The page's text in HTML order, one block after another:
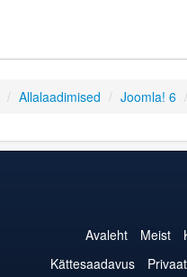
/ Allalaadimised / Joomla! 6 /
Avaleht Meist
Kättesaadavus